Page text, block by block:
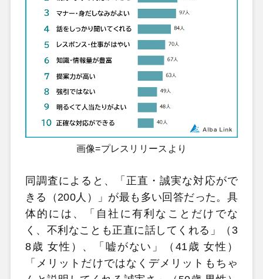
画像=プレスリリースより
同調査によると、「正直・誠実な対応がで
きる（200人）」が最も多い回答だった。具
体的には、「自社に有利なことだけでな
く、不利なことも正直に話してくれる」（3
8歳 女性）、「嘘がない」（41歳 女性）
「メリットだけではなくデメリットもちゃ